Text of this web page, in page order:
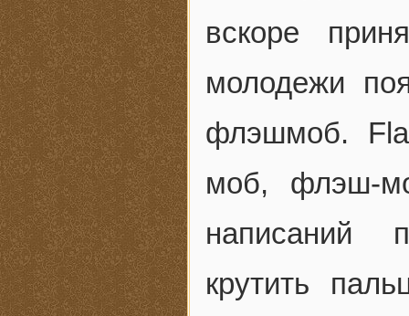
вскоре
молодежи
флэшмоб.
моб, флэш-
написаний
крутить